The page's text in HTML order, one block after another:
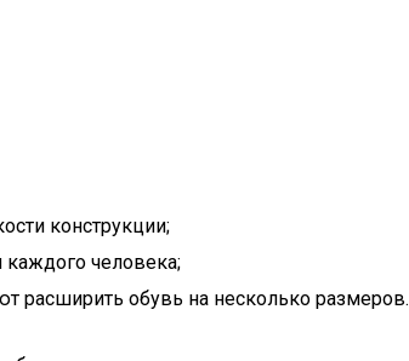
конструкции;
каждого человека;
расширить обувь на несколько размеров.